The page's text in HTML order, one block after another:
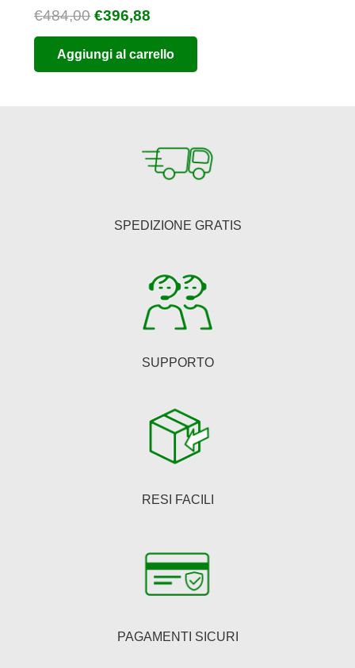
€484,00 Il
prezzo
originale
era:
€396,88
prezzo
attuale
è:
Aggiungi al carrello
SPEDIZIONE GRATIS
SUPPORTO
RESI FACILI
PAGAMENTI SICURI